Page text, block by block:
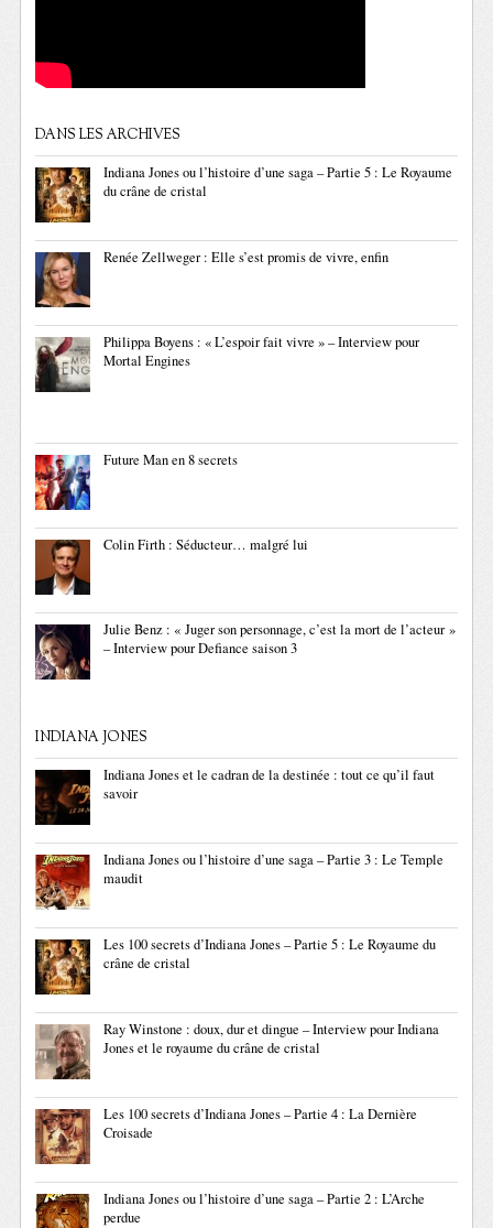
DANS LES ARCHIVES
Indiana Jones ou l’histoire d’une saga – Partie 5 : Le Royaume
du crâne de cristal
Renée Zellweger : Elle s’est promis de vivre, enfin
Philippa Boyens : « L’espoir fait vivre » – Interview pour
Mortal Engines
Future Man en 8 secrets
Colin Firth : Séducteur… malgré lui
Julie Benz : « Juger son personnage, c’est la mort de l’acteur »
– Interview pour Defiance saison 3
INDIANA JONES
Indiana Jones et le cadran de la destinée : tout ce qu’il faut
savoir
Indiana Jones ou l’histoire d’une saga – Partie 3 : Le Temple
maudit
Les 100 secrets d’Indiana Jones – Partie 5 : Le Royaume du
crâne de cristal
Ray Winstone : doux, dur et dingue – Interview pour Indiana
Jones et le royaume du crâne de cristal
Les 100 secrets d’Indiana Jones – Partie 4 : La Dernière
Croisade
Indiana Jones ou l’histoire d’une saga – Partie 2 : L’Arche
perdue